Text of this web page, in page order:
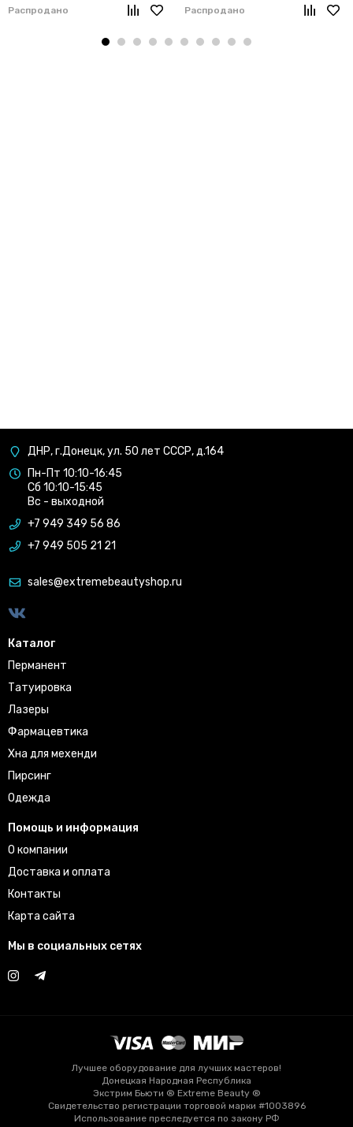
Распродано Распродано
ДНР, г.Донецк, ул. 50 лет СССР, д.164
Пн-Пт 10:10-16:45
Сб 10:10-15:45
Вс - выходной
+7 949 349 56 86
+7 949 505 21 21
sales@extremebeautyshop.ru
Каталог
Перманент
Татуировка
Лазеры
Фармацевтика
Хна для мехенди
Пирсинг
Одежда
Помощь и информация
О компании
Доставка и оплата
Контакты
Карта сайта
Мы в социальных сетях
Лучшее оборудование для лучших мастеров!
Донецкая Народная Республика
Экстрим Бьюти ® Extreme Beauty ®
Свидетельство регистрации торговой марки #1003896
Использование преследуется по закону РФ